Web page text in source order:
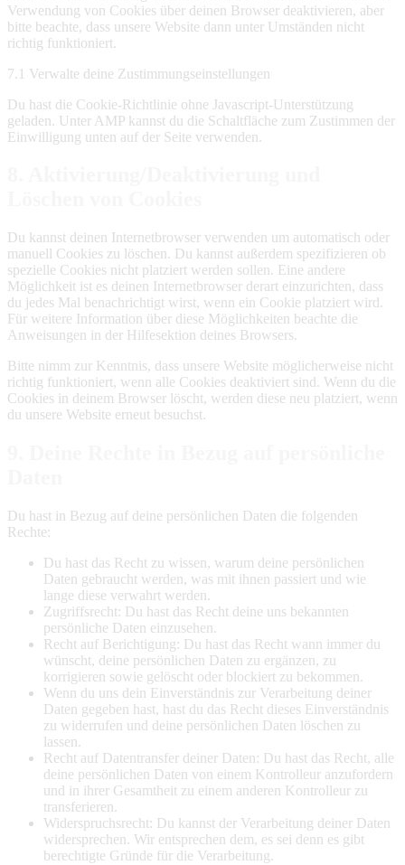
Verwendung von Cookies über deinen Browser deaktivieren, aber
bitte beachte, dass unsere Website dann unter Umständen nicht
richtig funktioniert.
7.1 Verwalte deine Zustimmungseinstellungen
Du hast die Cookie-Richtlinie ohne Javascript-Unterstützung
geladen. Unter AMP kannst du die Schaltfläche zum Zustimmen der
Einwilligung unten auf der Seite verwenden.
Du kannst deinen Internetbrowser verwenden um automatisch oder
manuell Cookies zu löschen. Du kannst außerdem spezifizieren ob
spezielle Cookies nicht platziert werden sollen. Eine andere
Möglichkeit ist es deinen Internetbrowser derart einzurichten, dass
du jedes Mal benachrichtigt wirst, wenn ein Cookie platziert wird.
Für weitere Information über diese Möglichkeiten beachte die
Anweisungen in der Hilfesektion deines Browsers.
Bitte nimm zur Kenntnis, dass unsere Website möglicherweise nicht
richtig funktioniert, wenn alle Cookies deaktiviert sind. Wenn du die
Cookies in deinem Browser löscht, werden diese neu platziert, wenn
du unsere Website erneut besuchst.
Du hast in Bezug auf deine persönlichen Daten die folgenden
Rechte:
Du hast das Recht zu wissen, warum deine persönlichen
Daten gebraucht werden, was mit ihnen passiert und wie
lange diese verwahrt werden.
Zugriffsrecht: Du hast das Recht deine uns bekannten
persönliche Daten einzusehen.
Recht auf Berichtigung: Du hast das Recht wann immer du
wünscht, deine persönlichen Daten zu ergänzen, zu
korrigieren sowie gelöscht oder blockiert zu bekommen.
Wenn du uns dein Einverständnis zur Verarbeitung deiner
Daten gegeben hast, hast du das Recht dieses Einverständnis
zu widerrufen und deine persönlichen Daten löschen zu
lassen.
Recht auf Datentransfer deiner Daten: Du hast das Recht, alle
deine persönlichen Daten von einem Kontrolleur anzufordern
und in ihrer Gesamtheit zu einem anderen Kontrolleur zu
transferieren.
Widerspruchsrecht: Du kannst der Verarbeitung deiner Daten
widersprechen. Wir entsprechen dem, es sei denn es gibt
berechtigte Gründe für die Verarbeitung.